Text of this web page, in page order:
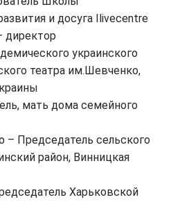
и досуга Ilivecentre
директор
украинского
театра им.Шевченко,
мать дома семейного
– Председатель сельского
район, Винницкая
Харьковской